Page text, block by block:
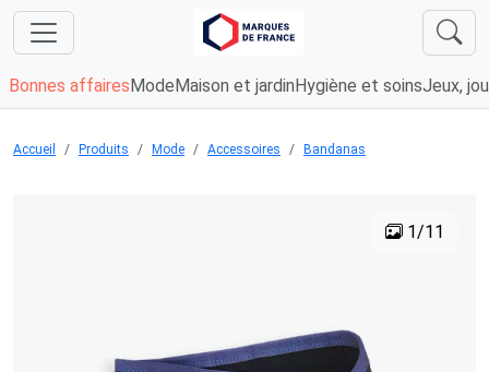
Bonnes affaires Mode Maison et jardin Hygiène et soinsJeux,
Accueil Produits Mode Accessoires Bandanas
1/11